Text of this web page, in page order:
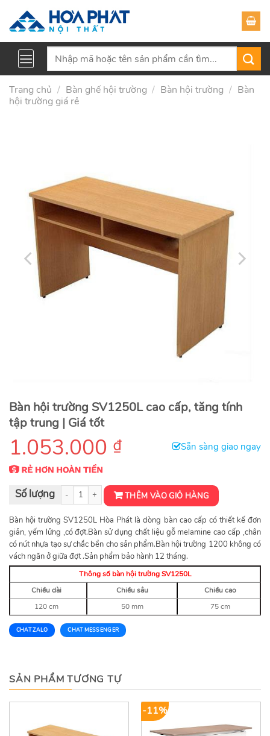
Tìm
Trang chủ / Bàn ghế hội trường / Bàn hội trường / Bàn
hội trường giá rẻ
Bàn hội trường SV1250L cao cấp, tăng tính
tập trung | Giá tốt
1.053.000 ₫ Sẵn sàng giao ngay
Bàn hội trường SV1250L số lượng THÊM VÀO GIỎ HÀNG
Bàn hội trường SV1250L Hòa Phát là dòng bàn cao cấp có thiết kế đơn
giản, yếm lửng ,có đợt.Bàn sử dụng chất liệu gỗ melamine cao cấp ,chân
có nút nhựa tạo sự chắc bền cho sản phẩm.Bàn hội trường 1200 không có
vách ngăn ở giữa đợt .Sản phẩm bảo hành 12 tháng.
Thông số bàn hội trường SV1250L
Chiều dài
Chiều sâu
Chiều cao
120 cm
50 mm 75 cm
CHAT ZALO CHAT MESSENGER
SẢN PHẨM TƯƠNG TỰ
-11%